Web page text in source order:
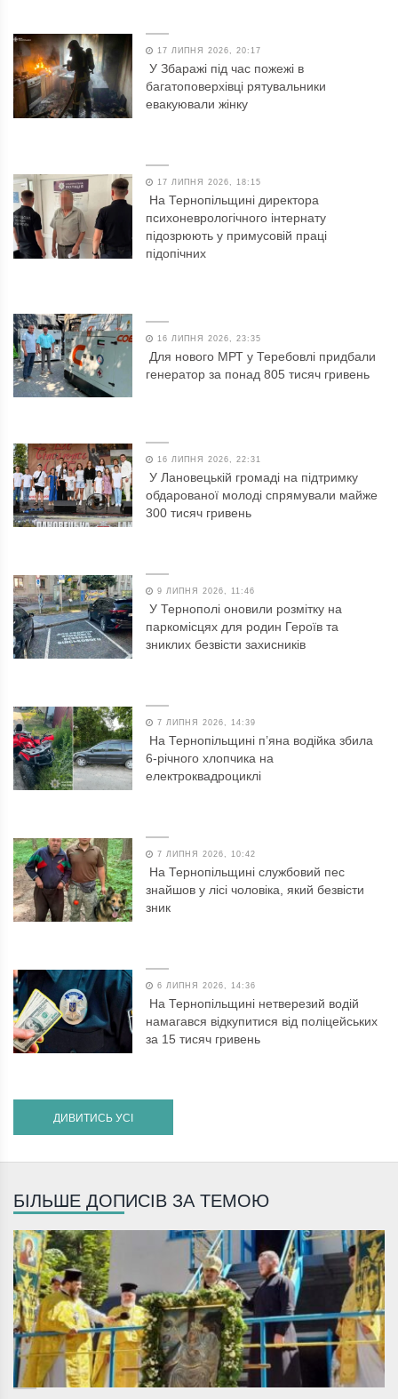
17 ЛИПНЯ 2026, 20:17
У Збаражі під час пожежі в
багатоповерхівці рятувальники
евакуювали жінку
17 ЛИПНЯ 2026, 18:15
На Тернопільщині директора
психоневрологічного інтернату
підозрюють у примусовій праці
підопічних
16 ЛИПНЯ 2026, 23:35
Для нового МРТ у Теребовлі придбали
генератор за понад 805 тисяч гривень
16 ЛИПНЯ 2026, 22:31
У Лановецькій громаді на підтримку
обдарованої молоді спрямували майже
300 тисяч гривень
9 ЛИПНЯ 2026, 11:46
У Тернополі оновили розмітку на
паркомісцях для родин Героїв та
зниклих безвісти захисників
7 ЛИПНЯ 2026, 14:39
На Тернопільщині п’яна водійка збила
6-річного хлопчика на
електроквадроциклі
7 ЛИПНЯ 2026, 10:42
На Тернопільщині службовий пес
знайшов у лісі чоловіка, який безвісти
зник
6 ЛИПНЯ 2026, 14:36
На Тернопільщині нетверезий водій
намагався відкупитися від поліцейських
за 15 тисяч гривень
ДИВИТИСЬ УСІ
БІЛЬШЕ ДОПИСІВ ЗА ТЕМОЮ